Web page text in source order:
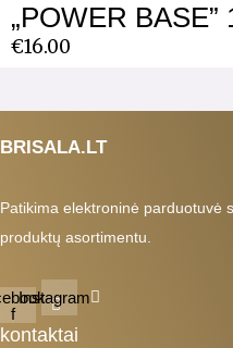
„POWER BASE”
€16.00
BRISALA.LT
Patikima elektroninė parduotuvė
produktų asortimentu.
f
Instagram
kontaktai